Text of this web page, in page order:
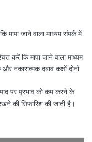
जाने वाला माध्यम संपर्क में
करें कि मापा जाने वाला माध्यम
नकारात्मक दबाव कक्षों दोनों
पर प्रभाव को कम करने के
की सिफारिश की जाती है।